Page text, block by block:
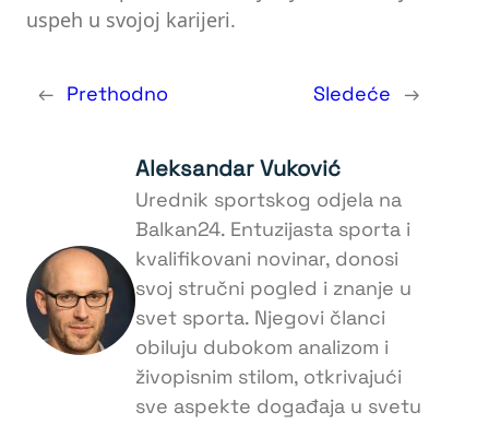
uspeh u svojoj karijeri.
← Prethodno Sledeće →
Aleksandar Vuković
Urednik sportskog odjela na
Balkan24. Entuzijasta sporta i
kvalifikovani novinar, donosi
svoj stručni pogled i znanje u
svet sporta. Njegovi članci
obiluju dubokom analizom i
živopisnim stilom, otkrivajući
sve aspekte događaja u svetu